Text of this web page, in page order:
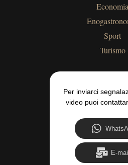
Economia
Sport
Turismo
Per inviarci
video puoi
E-mail